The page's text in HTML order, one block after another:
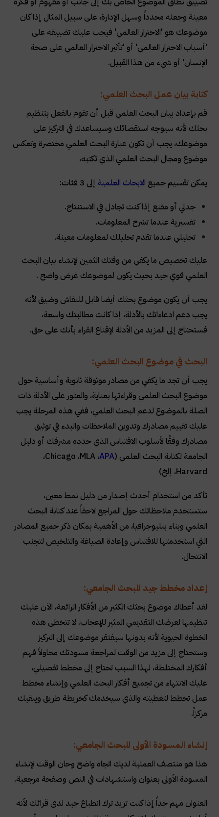
معينة وجعله محدداً وسهل الإدارة، على سبيل المثال إذا كان
موضوعك هو 'الاحترار العالمي' فيجب عليك تضييقه على
'أسباب الاحترار العالمي' أو 'تأثير الاحترار العالمي على صحة
الإنسان' أو شيء من هذا القبيل.
كتابة بيان عمل البحث العلمي:
قم بإعداد بيان البحث العلمي قبل أن تقوم بالفعل بتنظيم
بحثك لأنه سيوجه استقصائك وسيساعدك في التركيز على
موضوعك، يجب أن تكون عبارة البحث العلمي مختصرة وتعكس
موضوع ومجال البحث العلمي الذي تكتبه،
يمكن تقسيم جميع الابحاث العلمية إلى 3 فئات:
جدلي أو مقنع إذا كنت تجادل في الاستنتاج.
تفسيرية عندما تشرح المعلومات.
تحليلي عندما تقدم تحليلك لمعلومات معينة.
عليك تخصيص ما يكفي من وقتك الثمين لإنشاء بيان البحث
العلمي قوي جيد بحيث يكون لموضوعك غرض واضح .
يجب أن يكون موضوع بحثك أيضا قابل للنقاش وضيق لأنه
يجب دعم ادعاءاتك بالأدلة، إذا كانت مطالبتك واسعة،
فستحتاج إلى المزيد من الأدلة لإقناع القراء بأنك على حق.
البحث في موضوع البحث العلمي:
يجب أن تجد ما يكفي من مصادر موثوقة ثانوية وأساسية حول
موضوع البحث العلمي وقراءتها بعناية، والعثور على الأدلة ذات
الصلة بالموضوع لدعم البحث العلمي، ففي هذه المرحلة يجب
عليك تقييم مصادرك وتدوين الملاحظات والبدء في توثيق
مصادرك وفقًا لأسلوب الاقتباس الذي حدده مشرفك أو دليل
الجامعة لكتابة البحث العلمي (APA، MLA، Chicago،
Harvard، إلخ)
تأكد من استخدام أحدث إصدار من دليل نمط معين،
ستستخدم ملاحظاتك حول المراجع لاحقاً عند كتابة البحث
العلمي وبناء ببليوجرافيا، من الأهمية بمكان ذكر جميع المصادر
التي استخدمتها للاقتباس وإعادة الصياغة والتلخيص لتجنب
الانتحال.
إعداد مخطط جيد للبحث الجامعي:
لقد أعطاك موضوع بحثك الكثير من الأفكار الرائعة، الآن عليك
تنظيمها لعرضك التقديمي المثير للإعجاب. لا تتخطى هذه
الخطوة الحيوية لأنه بدونها سيفتقر موضوعك إلى التركيز
وستحتاج إلى مزيد من الوقت لمراجعة مسودتك محاولاً فهم
أفكارك المختلطة، لهذا السبب تحتاج إلى مخطط تفصيلي،
عليك الانتهاء من تجميع أفكار البحث العلمي وإنشاء مخطط
عمل تخطط لتغطيته والذي سيخدمك كخريطة طريق ويبقيك
مركزاً.
إنشاء المسودة الأولى للبحث الجامعي:
هذا هو منتصف العملية لديك اتجاه واضح وحان الوقت لإنشاء
المسودة الأولى بعنوان واستشهادات في النص وصفحة مرجعية.
العنوان مهم جداً إذا كنت تريد ترك انطباع جيد لدى قرائك لأنه